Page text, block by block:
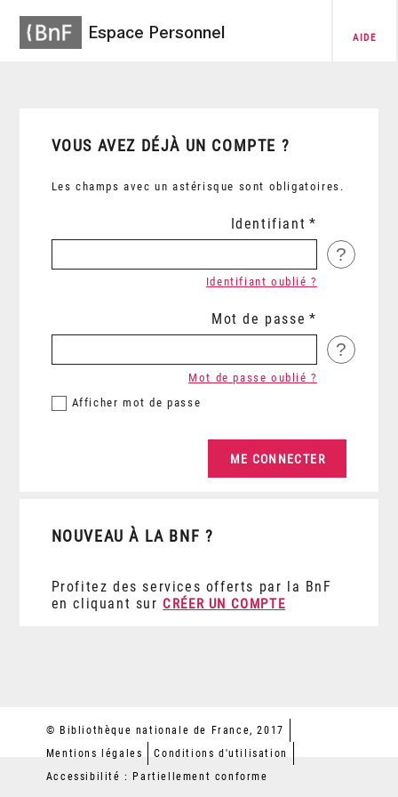
Espace Personnel AIDE
VOUS AVEZ DÉJÀ UN COMPTE ?
Les champs avec un astérisque sont obligatoires.
Identifiant
?
Identifiant oublié ?
Mot de passe
?
Afficher mot de passe
Mot de passe oublié ?
NOUVEAU À LA BNF ?
Profitez des services offerts par la BnF
en cliquant sur CRÉER UN COMPTE
© Bibliothèque nationale de France, 2017
Mentions légales
Conditions d'utilisation
Accessibilité : Partiellement conforme